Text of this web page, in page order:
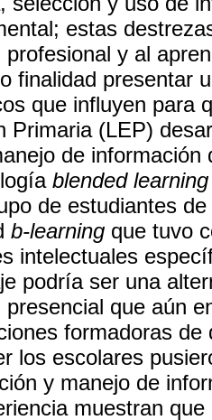
estas
profesional y al
finalidad presentar
que influyen para
Primaria (LEP)
de
blended learning
de estudiantes
b-learning que tuvo
intelectuales
podría ser una
presencial que aún
formadoras
los escolares
y manejo de
muestran